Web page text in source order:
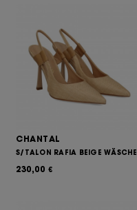
CHANTAL
S/TALON RAFIA BEIGE WÄSCHE
230,00 €